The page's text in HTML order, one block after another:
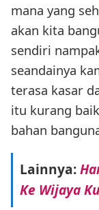
mana yang
akan kita
sendiri
seandainya
terasa kasar
itu kurang
bahan
Lainnya:
Ke Wijaya